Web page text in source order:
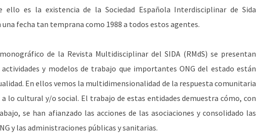
ello es la existencia de la Sociedad Española Interdisciplinar de Sida
una fecha tan temprana como 1988 a todos estos agentes.
de la Revista Multidisciplinar del SIDA (RMdS) se presentan
y modelos de trabajo que importantes ONG del estado están
En ellos vemos la multidimensionalidad de la respuesta comunitaria
lo cultural y/o social. El trabajo de estas entidades demuestra cómo, con
se han afianzado las acciones de las asociaciones y consolidado las
y las administraciones públicas y sanitarias.